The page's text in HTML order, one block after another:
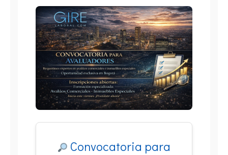
Convocatoria para